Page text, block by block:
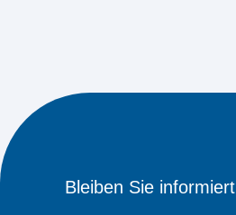
Bleiben Sie informiert